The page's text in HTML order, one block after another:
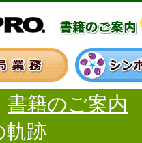
書籍のご案内
軌跡